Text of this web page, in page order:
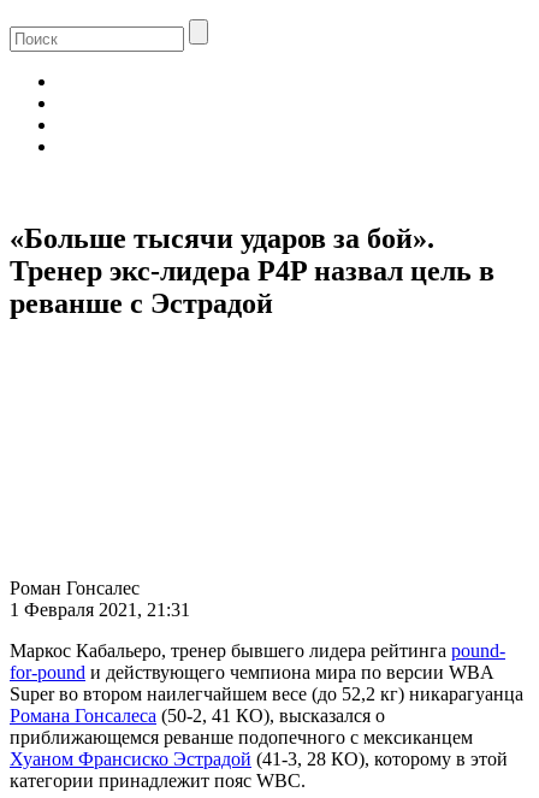
«Больше тысячи ударов за бой».
Тренер экс-лидера P4P назвал цель в
реванше с Эстрадой
Роман Гонсалес
1 Февраля 2021, 21:31
Маркос Кабальеро, тренер бывшего лидера рейтинга pound-
for-pound и действующего чемпиона мира по версии WBA
Super во втором наилегчайшем весе (до 52,2 кг) никарагуанца
Романа Гонсалеса (50-2, 41 КО), высказался о
приближающемся реванше подопечного с мексиканцем
Хуаном Франсиско Эстрадой (41-3, 28 КО), которому в этой
категории принадлежит пояс WBC.